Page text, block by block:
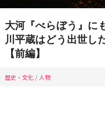
大河『べらぼう』に
川平蔵はどう出世し
【前編】
歴史・文化 / 人物